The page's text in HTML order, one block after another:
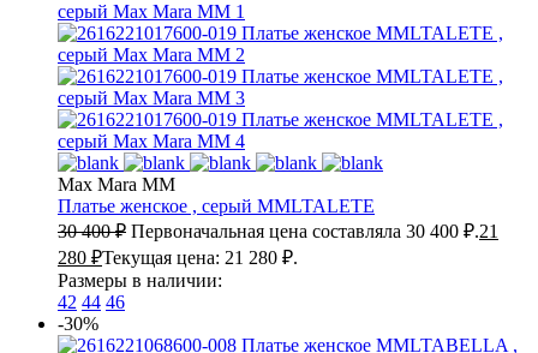
Max Mara MM
Платье женское , серый MMLTALETE
30 400₽ Первоначальная цена составляла 30 400 ₽.21
280 ₽Текущая цена: 21 280 ₽.
Размеры в наличии:
42 44 46
-30%